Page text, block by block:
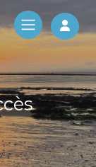
Log